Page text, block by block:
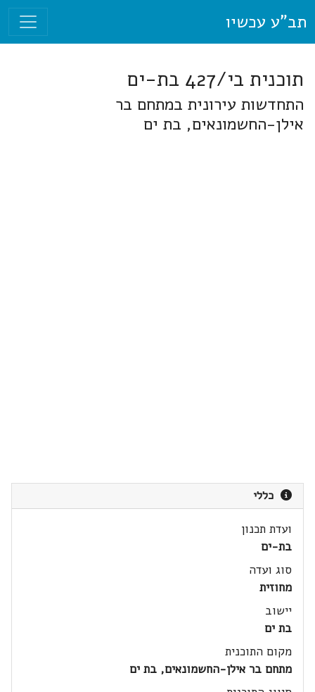
תב"ע עכשיו
תוכנית בי/427 בת-ים
התחדשות עירונית במתחם בר
אילן-החשמונאים, בת ים
כללי
ועדת תכנון
בת-ים
סוג ועדה
מחוזית
יישוב
בת ים
מקום התוכנית
מתחם בר אילן-החשמונאים, בת ים